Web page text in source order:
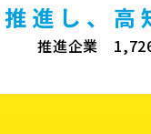
進し、高
推進企業 1,726